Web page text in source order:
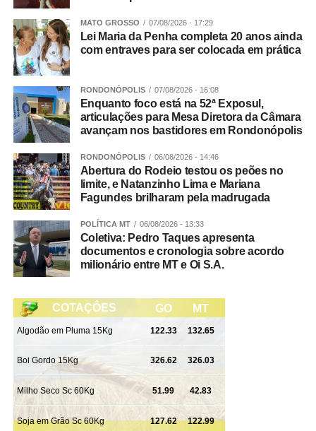
14h – Feira do Reprodutor Nelore Bom Jesus
Tatersal / Currais Ari Torremocha
14h – Palestra: Força Tática – Segurança Rural
Pavilhão de Palestras
15h – Cruzamento – Eficiência no campo e macies na
mesa / Alexandre Zadra, Zootecnista, gerente Genex
Pavilhão de Palestras
16h – O mercado mudou, e seu boi? Waldemar Maia,
gerente de fomento Minerva Foods
Pavilhão de Palestras
17h – O que as novilhas do cedo tem de especial e quais
são as novidades de manejo reprodutivo para elas?
Alexandre Prata, gerente técnico GlobalGen.
Pavilhão de Palestras
18h – Governança na Empresa Familiar/gestão dos
MATO GROSSO 07/08/2026 - 17:29
Lei Maria da Penha completa 20 anos ainda
com entraves para ser colocada em prática
RONDONÓPOLIS 07/08/2026 - 16:08
Enquanto foco está na 52ª Exposul,
articulações para Mesa Diretora da Câmara
avançam nos bastidores em Rondonópolis
RONDONÓPOLIS 06/08/2026 - 14:46
Abertura do Rodeio testou os peões no
limite, e Natanzinho Lima e Mariana
Fagundes brilharam pela madrugada
POLÍTICA MT 06/08/2026 - 13:33
Coletiva: Pedro Taques apresenta
documentos e cronologia sobre acordo
milionário entre MT e Oi S.A.